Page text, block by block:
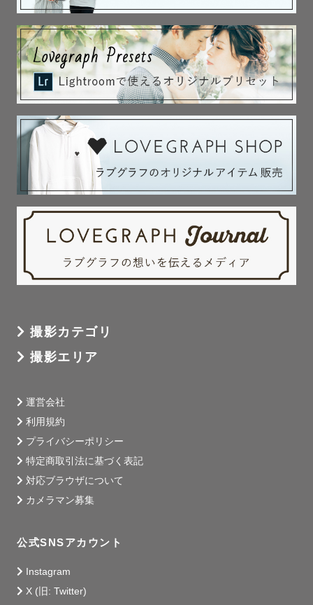
撮影カテゴリ
撮影エリア
運営会社
利用規約
プライバシーポリシー
特定商取引法に基づく表記
対応ブラウザについて
カメラマン募集
公式SNSアカウント
Instagram
X (旧: Twitter)